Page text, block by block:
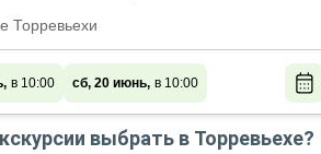
Торревьехи
в 10:00 сб, 20 июнь, в 10:00
выбрать в Торревьехе?